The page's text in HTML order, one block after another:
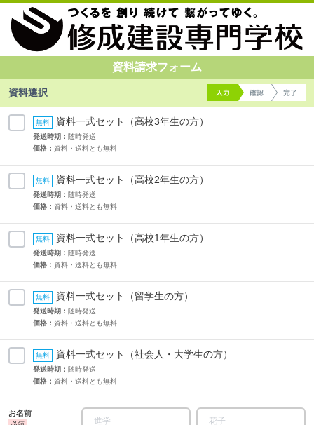
資料請求フォーム
資料選択
資料一式セット（高校3年生の方）
発送時期： 随時発送
価格： 資料・送料とも無料
資料一式セット（高校2年生の方）
発送時期： 随時発送
価格： 資料・送料とも無料
資料一式セット（高校1年生の方）
発送時期： 随時発送
価格： 資料・送料とも無料
資料一式セット（留学生の方）
発送時期： 随時発送
価格： 資料・送料とも無料
資料一式セット（社会人・大学生の方）
発送時期： 随時発送
価格： 資料・送料とも無料
お名前